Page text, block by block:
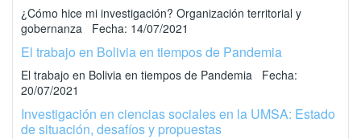
¿Cómo hice mi investigación? Organización territorial y
gobernanza Fecha: 14/07/2021
El trabajo en Bolivia en tiempos de Pandemia
El trabajo en Bolivia en tiempos de Pandemia Fecha:
20/07/2021
Investigación en ciencias sociales en la UMSA: Estado
de situación, desafíos y propuestas